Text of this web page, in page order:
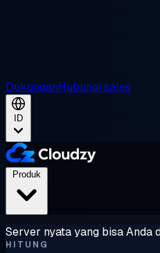
DukunganHubungi sales
ID
Server nyata yang bisa
HITUNG